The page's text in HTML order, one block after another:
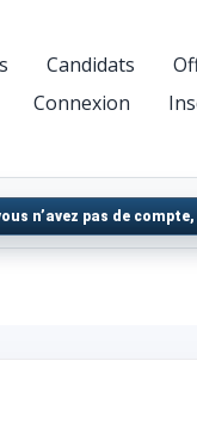
Candidats
Connexion
n’avez pas de